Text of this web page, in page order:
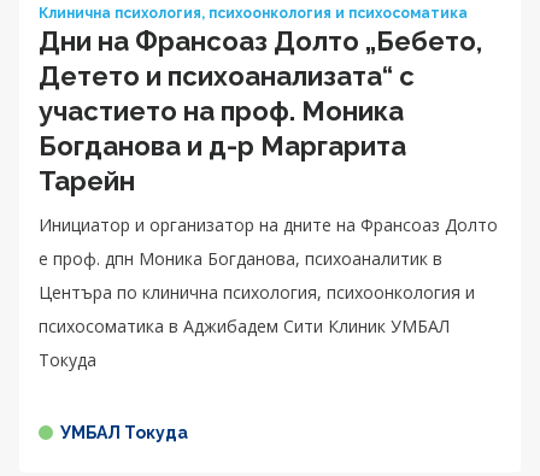
Клинична психология, психоонкология и психосоматика
Дни на Франсоаз Долто „Бебето,
Детето и психоанализата“ с
участието на проф. Моника
Богданова и д-р Маргарита
Тарейн
Инициатор и организатор на дните на Франсоаз Долто
е проф. дпн Моника Богданова, психоаналитик в
Центъра по клинична психология, психоонкология и
психосоматика в Аджибадем Сити Клиник УМБАЛ
Токуда
УМБАЛ Токуда